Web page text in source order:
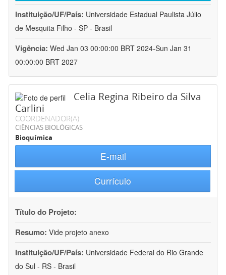
Instituição/UF/País: Universidade Estadual Paulista Júlio
de Mesquita Filho - SP - Brasil
Vigência: Wed Jan 03 00:00:00 BRT 2024-Sun Jan 31
00:00:00 BRT 2027
Celia Regina Ribeiro da Silva
Carlini
COORDENADOR(A)
CIÊNCIAS BIOLÓGICAS
Bioquímica
E-mail
Currículo
Título do Projeto:
Resumo: Vide projeto anexo
Instituição/UF/País: Universidade Federal do Rio Grande
do Sul - RS - Brasil